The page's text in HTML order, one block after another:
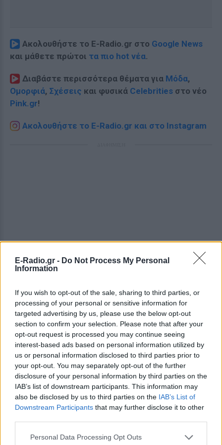
E-Radio.gr - Do Not Process My Personal
Information
If you wish to opt-out of the sale, sharing to third parties, or
processing of your personal or sensitive information for
targeted advertising by us, please use the below opt-out
section to confirm your selection. Please note that after your
opt-out request is processed you may continue seeing
interest-based ads based on personal information utilized by
us or personal information disclosed to third parties prior to
your opt-out. You may separately opt-out of the further
disclosure of your personal information by third parties on the
IAB’s list of downstream participants. This information may
also be disclosed by us to third parties on the IAB’s List of
Downstream Participants that may further disclose it to other
Personal Data Processing Opt Outs
Ακολουθήστε το E-Radio.gr στο Google News
και μάθετε πρώτοι τα πιο hot νέα.
Διαβάστε περισσότερα θέματα για Μόδα,
Ομορφιά, Σχέσεις και φυσικά Celebrities στο νέο
Pink.gr!
Ακολουθήστε το E-Radio.gr και στο Instagram
ΔΕΙΤΕ ΕΠΙΣΗΣ
ΣΤΗΝ ΙΔΙΑ ΚΑΤΗΓΟΡΙΑ
Στον εισαγγελέα σήμερα η